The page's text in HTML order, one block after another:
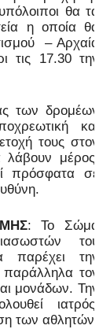
θα τα
η οποία θα
– Αρχαία
17.30 την
των δρομέων
και
τους στον
μέρος,
πρόσφατα σε
: Το Σώμα
του
παρέχει την
τον
μονάδων. Την
ιατρός.
των αθλητών.